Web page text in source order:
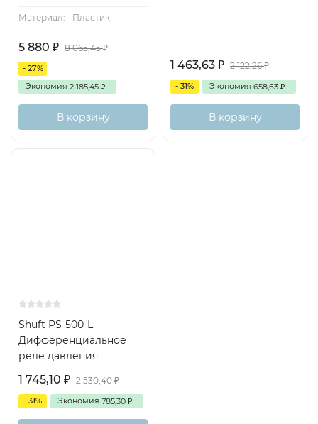
Материал:
Пластик
5 880 ₽ 8 065,45₽
- 27%
Экономия 2 185,45 ₽
В корзину
1 463,63 ₽ 2 122,26₽
- 31% Экономия 658,63 ₽
В корзину
Shuft PS-500-L
Дифференциальное
реле давления
1 745,10 ₽ 2 530,40₽
- 31% Экономия 785,30 ₽